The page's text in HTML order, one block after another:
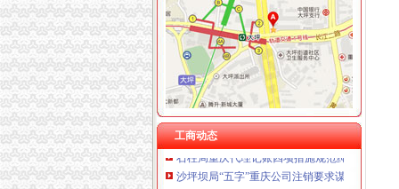
工商动态
巫溪局重庆公司注销尖山所建立农村商品质量
綦江局推行五项措施加集贸市重庆分公司注册场
沙坪坝局提出加基层规范化建设应着力从树立“
秀山局重庆代账公司认真开展地震灾后稳定工作
万州区商标品牌建设工作呈现三大亮点
彭水局重庆分公司注册公开选调干部努力提高
秀山局突出六项重点狠抓“五一”重庆代理记账市
石柱局重庆代理记账四项措施规范莼菜收购秩序
沙坪坝局“五字”重庆公司注销要求谋划“解放思
一季度9695名下岗失业人员在民营经济领域再